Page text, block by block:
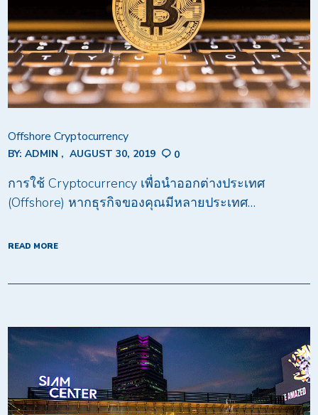
Offshore Cryptocurrency
BY:ADMIN AUGUST 30, 2019 0
การใช้ Cryptocurrency เพื่อนำออกต่างประเทศ
(Offshore) หากธุรกิจของคุณมีหลายประเทศ…
READ MORE